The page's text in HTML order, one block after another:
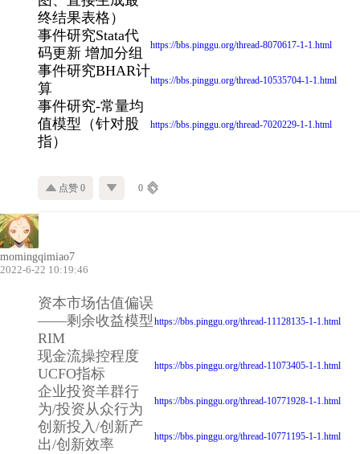
终结果表格）
事件研究Stata代
码更新 增加分组
https://bbs.pinggu.org/thread-8070617-1-1.html
事件研究BHAR计
算
https://bbs.pinggu.org/thread-10535704-1-1.html
事件研究-常量均
值模型（针对股
指）
https://bbs.pinggu.org/thread-7020229-1-1.html
点赞 0 0
momingqimiao7
2022-6-22 10:19:46
资本市场估值偏误
——剩余收益模型
RIM
https://bbs.pinggu.org/thread-11128135-1-1.html
现金流操控程度
UCFO指标
https://bbs.pinggu.org/thread-11073405-1-1.html
企业投资羊群行
为/投资从众行为
https://bbs.pinggu.org/thread-10771928-1-1.html
创新投入/创新产
出/创新效率
https://bbs.pinggu.org/thread-10771195-1-1.html